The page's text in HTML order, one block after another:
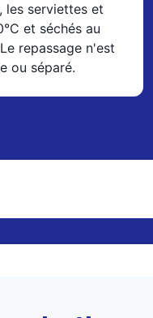
les serviettes et
et séchés au
repassage n'est
ou séparé.